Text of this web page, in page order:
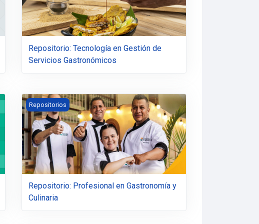
Repositorio: Tecnología en Gestión de
Servicios Gastronómicos
Repositorio: Profesional en Gastronomía y Culinaria
Repositorios
Repositorio: Profesional en Gastronomía y
Culinaria